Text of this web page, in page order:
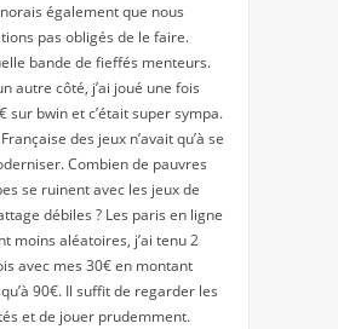
également que nous
pas obligés de le faire.
bande de fieffés menteurs.
autre côté, j’ai joué une fois
sur bwin et c’était super sympa.
des jeux n’avait qu’à se
Combien de pauvres
se ruinent avec les jeux de
débiles ? Les paris en ligne
moins aléatoires, j’ai tenu 2
avec mes 30€ en montant
90€. Il suffit de regarder les
et de jouer prudemment.